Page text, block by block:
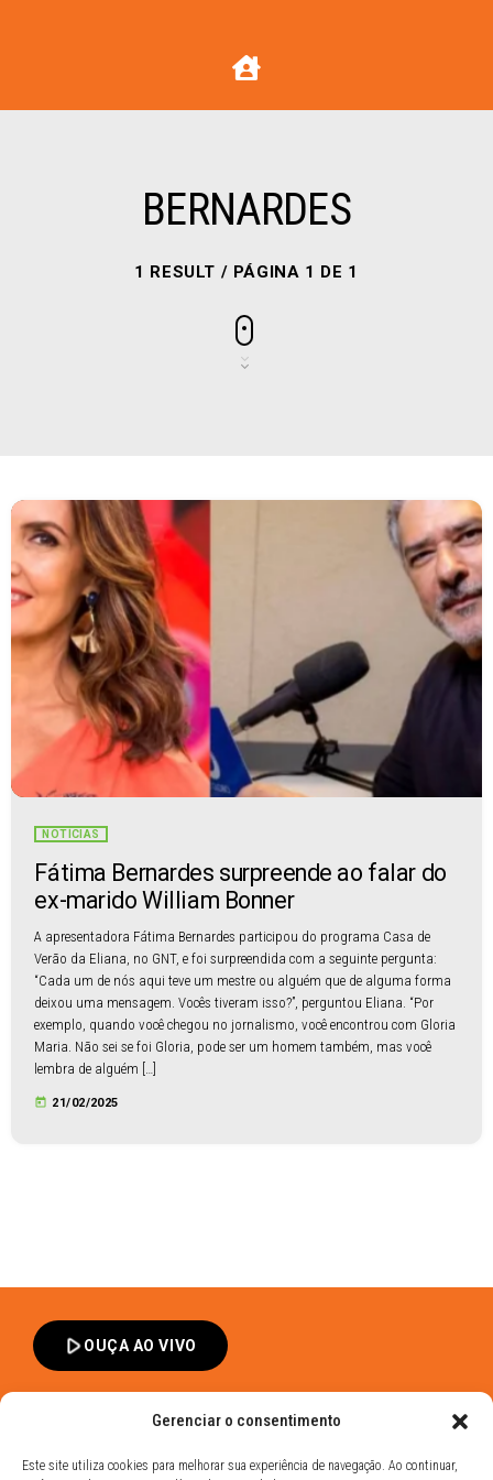
Gerenciar o consentimento
Este site utiliza cookies para melhorar sua experiência de navegação. Ao continuar,
BERNARDES
1 RESULT / PÁGINA 1 DE 1
NOTÍCIAS
Fátima Bernardes surpreende ao falar do
ex-marido William Bonner
A apresentadora Fátima Bernardes participou do programa Casa de
Verão da Eliana, no GNT, e foi surpreendida com a seguinte pergunta:
“Cada um de nós aqui teve um mestre ou alguém que de alguma forma
deixou uma mensagem. Vocês tiveram isso?”, perguntou Eliana. “Por
exemplo, quando você chegou no jornalismo, você encontrou com Gloria
Maria. Não sei se foi Gloria, pode ser um homem também, mas você
lembra de alguém […]
today 21/02/2025
play_arrowOUÇA AO VIVO